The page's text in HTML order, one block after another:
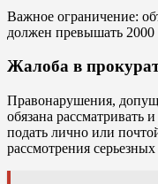
Важное ограничение:
должен превышать 2000
Жалоба в
Правонарушения,
обязана рассматривать
подать лично или
рассмотрения